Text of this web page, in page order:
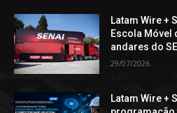
Latam Wire +
Escola Móvel
andares do
29/07/2026
Latam Wire +